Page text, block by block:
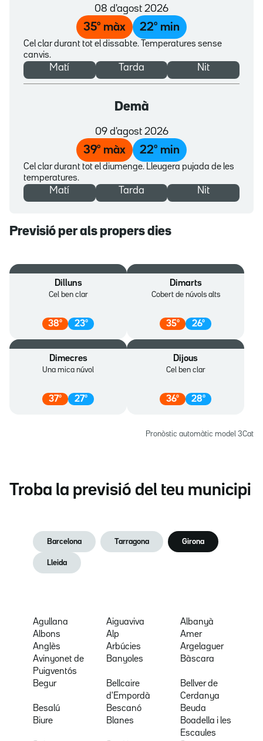
08 d'agost 2026
35º màx 22º min
Cel clar durant tot el dissabte. Temperatures sense
canvis.
Matí Tarda Nit
Demà
09 d'agost 2026
39º màx 22º min
Cel clar durant tot el diumenge. Lleugera pujada de les
temperatures.
Matí Tarda Nit
Previsió per als propers dies
Dilluns
Cel ben clar
38º 23º
Dimarts
Cobert de núvols alts
35º 26º
Dimecres
Una mica núvol
37º 27º
Dijous
Cel ben clar
36º 28º
Pronòstic automàtic model 3Cat
Troba la previsió del teu municipi
Barcelona Tarragona Girona
Lleida
Agullana Aiguaviva
Albanyà
Albons
Alp
Amer
Anglès
Arbúcies
Argelaguer
Avinyonet de
Puigventós
Banyoles Bàscara
Begur
Bellcaire
d'Empordà
Bellver de
Cerdanya
Besalú
Bescanó
Beuda
Biure
Blanes
Boadella i les
Escaules